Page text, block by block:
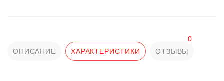
ОПИСАНИЕ ХАРАКТЕРИСТИКИ ОТЗЫВЫ
0